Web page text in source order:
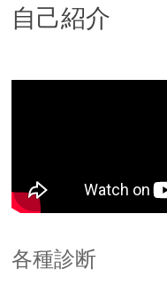
自己紹介
各種診断